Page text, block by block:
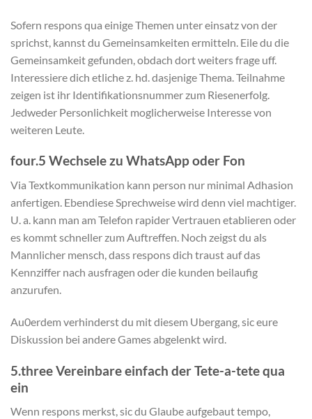
Sofern respons qua einige Themen unter einsatz von der
sprichst, kannst du Gemeinsamkeiten ermitteln. Eile du die
Gemeinsamkeit gefunden, obdach dort weiters frage uff.
Interessiere dich etliche z. hd. dasjenige Thema. Teilnahme
zeigen ist ihr Identifikationsnummer zum Riesenerfolg.
Jedweder Personlichkeit moglicherweise Interesse von
weiteren Leute.
four.5 Wechsele zu WhatsApp oder Fon
Via Textkommunikation kann person nur minimal Adhasion
anfertigen. Ebendiese Sprechweise wird denn viel machtiger.
U. a. kann man am Telefon rapider Vertrauen etablieren oder
es kommt schneller zum Auftreffen. Noch zeigst du als
Mannlicher mensch, dass respons dich traust auf das
Kennziffer nach ausfragen oder die kunden beilaufig
anzurufen.
Au0erdem verhinderst du mit diesem Ubergang, sic eure
Diskussion bei andere Games abgelenkt wird.
5.three Vereinbare einfach der Tete-a-tete qua
ein
Wenn respons merkst, sic du Glaube aufgebaut tempo,